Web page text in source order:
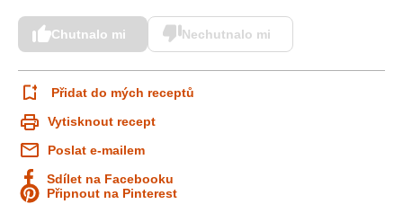
Chutnalo mi Nechutnalo mi
Přidat do mých receptů
Vytisknout recept
Poslat e-mailem
Sdílet na Facebooku
Připnout na Pinterest